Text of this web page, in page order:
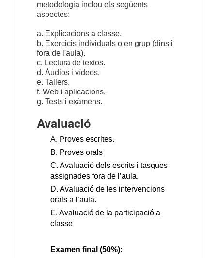
metodologia inclou els següents
aspectes:
a. Explicacions a classe.
b. Exercicis individuals o en grup (dins i
fora de l'aula).
c. Lectura de textos.
d. Àudios i vídeos.
e. Tallers.
f. Web i aplicacions.
g. Tests i exàmens.
Avaluació
A. Proves escrites.
B. Proves orals
C. Avaluació dels escrits i tasques
assignades fora de l’aula.
D. Avaluació de les intervencions
orals a l’aula.
E. Avaluació de la participació a
classe
Examen final (50%):